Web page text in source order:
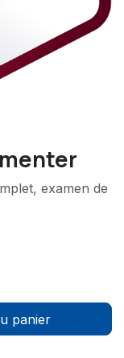
examen de
panier